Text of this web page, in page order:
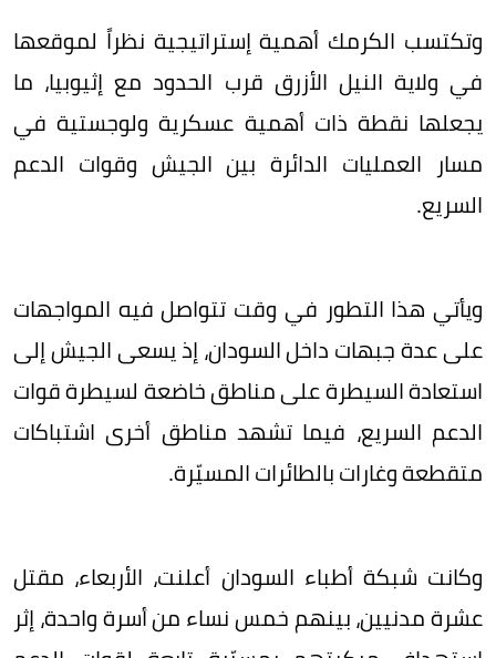
وتكتسب الكرمك أهمية إستراتيجية نظراً لموقعها
في ولاية النيل الأزرق قرب الحدود مع إثيوبيا، ما
يجعلها نقطة ذات أهمية عسكرية ولوجستية في
مسار العمليات الدائرة بين الجيش وقوات الدعم
السريع.
ويأتي هذا التطور في وقت تتواصل فيه المواجهات
على عدة جبهات داخل السودان، إذ يسعى الجيش إلى
استعادة السيطرة على مناطق خاضعة لسيطرة قوات
الدعم السريع، فيما تشهد مناطق أخرى اشتباكات
متقطعة وغارات بالطائرات المسيّرة.
وكانت شبكة أطباء السودان أعلنت، الأربعاء، مقتل
عشرة مدنيين، بينهم خمس نساء من أسرة واحدة، إثر